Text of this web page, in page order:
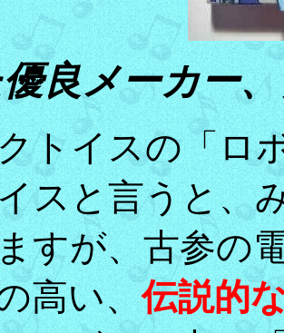
良メーカー
トイスの「ロ
スと言うと、
すが、古参の
高い、伝説的